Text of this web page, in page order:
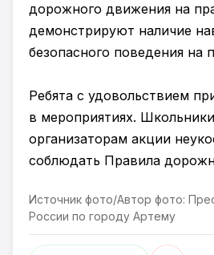
дорожного движения на
демонстрируют наличие
безопасного поведения на
Ребята с удовольствием
в мероприятиях.
организаторам акции
соблюдать Правила
Источник фото/Автор фото:
России по городу Артему